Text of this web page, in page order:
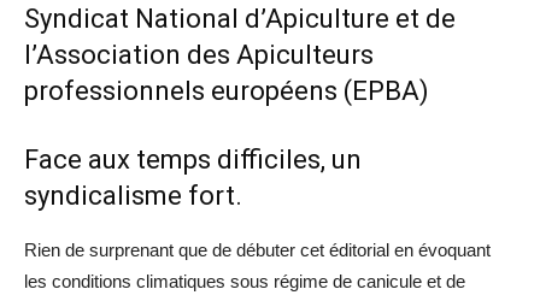
Syndicat National d’Apiculture et de
l’Association des Apiculteurs
professionnels européens (EPBA)
Face aux temps difficiles, un
syndicalisme fort.
Rien de surprenant que de débuter cet éditorial en évoquant
les conditions climatiques sous régime de canicule et de